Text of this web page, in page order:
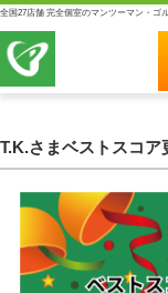
全国27店舗 完全個室のマンツーマン・ゴ
完全個室マンツ
T.K.さまベストスコ